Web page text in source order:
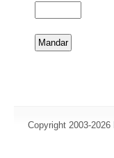
Copyright 2003-2026